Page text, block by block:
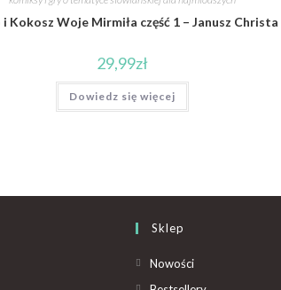
Kokosz Woje Mirmiła część 1 – Janusz Christa
29,99zł
Dowiedz się więcej
Sklep
Nowości